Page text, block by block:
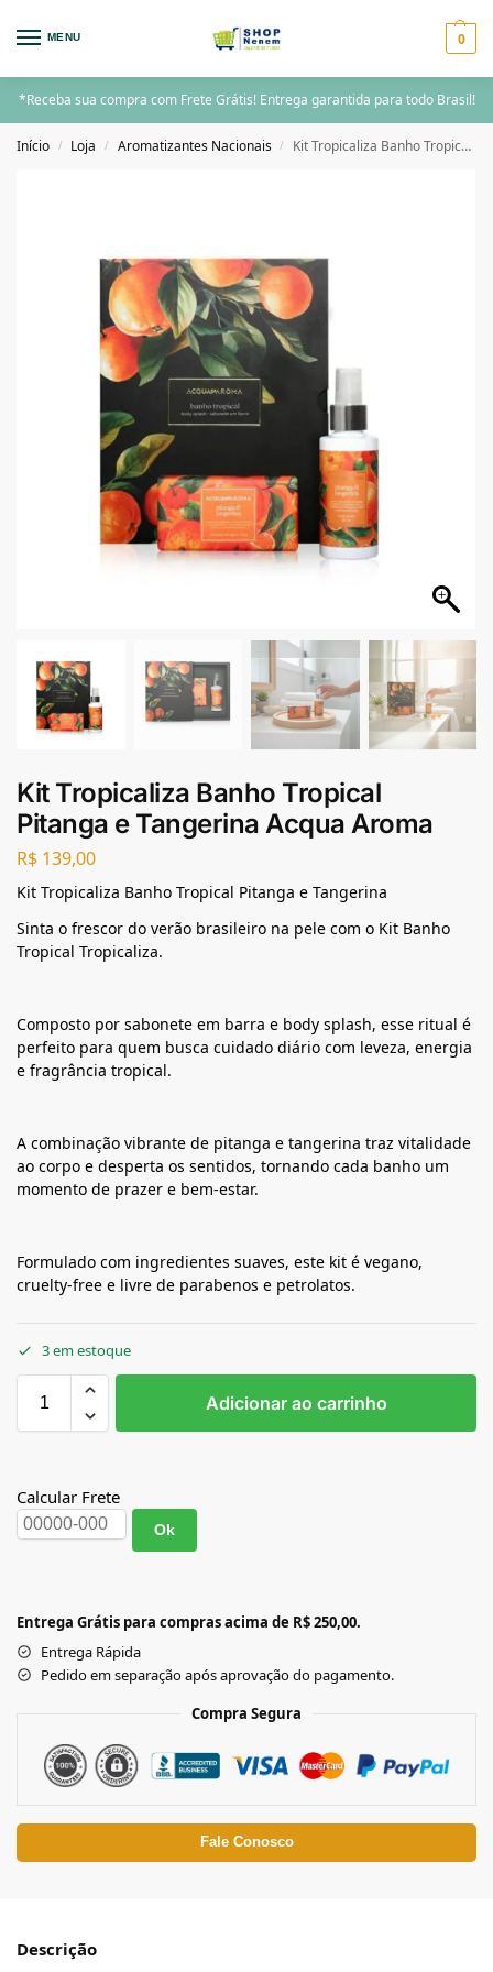
MENU 0
*Receba sua compra com Frete Grátis! Entrega garantida para todo Brasil!
Início / Loja / Aromatizantes Nacionais / Kit Tropicaliza Banho Tropical Pitanga e Tangerina Acqua Aroma
Kit Tropicaliza Banho Tropical
Pitanga e Tangerina Acqua Aroma
R$ 139,00
Kit Tropicaliza Banho Tropical Pitanga e Tangerina
Sinta o frescor do verão brasileiro na pele com o Kit Banho
Tropical Tropicaliza.
Composto por sabonete em barra e body splash, esse ritual é
perfeito para quem busca cuidado diário com leveza, energia
e fragrância tropical.
A combinação vibrante de pitanga e tangerina traz vitalidade
ao corpo e desperta os sentidos, tornando cada banho um
momento de prazer e bem-estar.
Formulado com ingredientes suaves, este kit é vegano,
cruelty-free e livre de parabenos e petrolatos.
3 em estoque
Adicionar ao carrinho
Calcular Frete
Ok
Entrega Grátis para compras acima de R$ 250,00.
Entrega Rápida
Pedido em separação após aprovação do pagamento.
Compra Segura
Fale Conosco
Descrição